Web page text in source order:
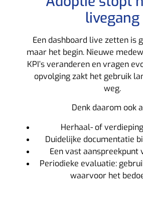
livegang
Een dashboard live zetten is
maar het begin. Nieuwe
KPI’s veranderen en vragen
opvolging zakt het gebruik
weg.
Denk daarom ook
Herhaal- of
Duidelijke documentatie
Een vast aanspreekpunt
Periodieke evaluatie:
waarvoor het